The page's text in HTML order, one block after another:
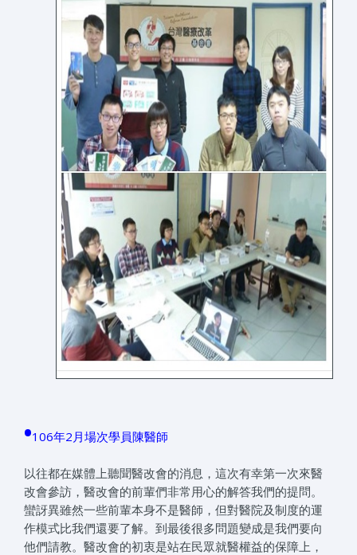
•106年2月場次學員陳醫師
以往都在媒體上聽聞醫改會的消息，這次有幸第一次來醫
改會參訪，醫改會的前輩們非常用心的解答我們的提問。
蠻訝異雖然一些前輩本身不是醫師，但對醫院及制度的運
作模式比我們還要了解。到最後很多問題變成是我們要向
他們請教。醫改會的初衷是站在民眾就醫權益的保障上，